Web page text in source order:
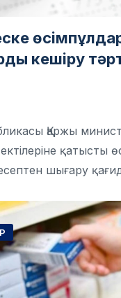
кешіру
Қаржы
қатысты
шығару